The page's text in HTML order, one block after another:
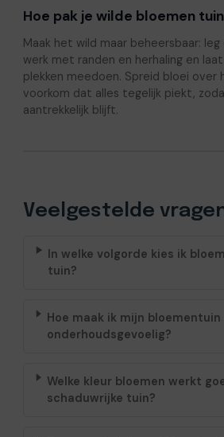
Hoe pak je wilde bloemen
Maak het wild maar beheersbaar:
werk met randen en herhaling en
plekken meedoen. Spreid bloei over
voorkom dat alles tegelijk piekt,
aantrekkelijk blijft.
Veelgestelde
In welke volgorde kies ik
tuin?
Hoe maak ik mijn
onderhoudsgevoelig?
Welke kleur bloemen werkt
schaduwrijke tuin?